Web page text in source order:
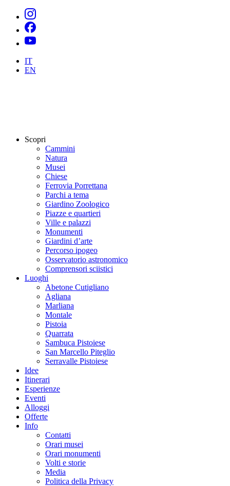
IT
EN
Scopri
Cammini
Natura
Musei
Chiese
Ferrovia Porrettana
Parchi a tema
Giardino Zoologico
Piazze e quartieri
Ville e palazzi
Monumenti
Giardini d’arte
Percorso ipogeo
Osservatorio astronomico
Comprensori sciistici
Luoghi
Abetone Cutigliano
Agliana
Marliana
Montale
Pistoia
Quarrata
Sambuca Pistoiese
San Marcello Piteglio
Serravalle Pistoiese
Idee
Itinerari
Esperienze
Eventi
Alloggi
Offerte
Info
Contatti
Orari musei
Orari monumenti
Volti e storie
Media
Politica della Privacy